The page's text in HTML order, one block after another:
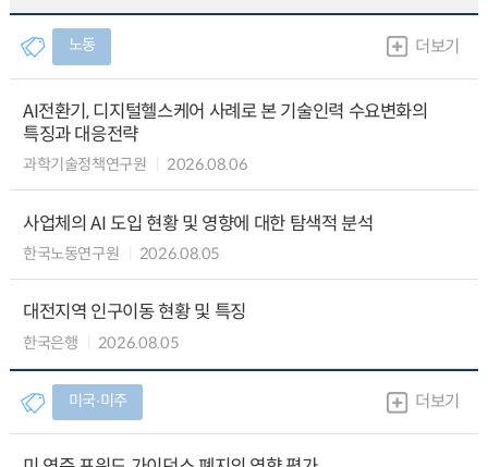
노동 더보기
AI전환기, 디지털헬스케어 사례로 본 기술인력 수요변화의
특징과 대응전략
과학기술정책연구원 2026.08.06
사업체의 AI 도입 현황 및 영향에 대한 탐색적 분석
한국노동연구원 2026.08.05
대전지역 인구이동 현황 및 특징
한국은행 2026.08.05
미국∙미주 더보기